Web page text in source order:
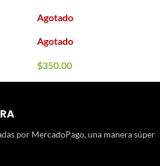
Agotado
Agotado
$350.00
por MercadoPago, una manera súper